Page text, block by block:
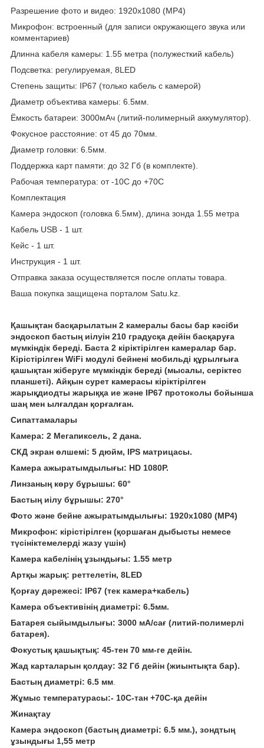
Разрешение фото и видео: 1920х1080 (МР4)
Микрофон: встроенный (для записи окружающего звука или
комментариев)
Длинна кабеля камеры: 1.55 метра (полужесткий кабель)
Подсветка: регулируемая, 8LED
Степень защиты: IP67 (только кабель с камерой)
Диаметр объектива камеры: 6.5мм.
Ёмкость батареи: 3000мАч (литий-полимерный аккумулятор).
Фокусное расстояние: от 45 до 70мм.
Диаметр головки: 6.5мм.
Поддержка карт памяти: до 32 Гб (в комплекте).
Рабочая температура: от -10C до +70С
Комплектация
Камера эндоскоп (головка 6.5мм), длина зонда 1.55 метра
Кабель USB - 1 шт.
Кейс - 1 шт.
Инструкция - 1 шт.
Отправка заказа осуществляется после оплаты товара.
Ваша покупка защищена порталом Satu.kz.
Қашықтан басқарылатын 2 камералы басы бар кәсіби
эндоскоп бастың иілуін 210 градусқа дейін басқаруға
мүмкіндік береді. Баста 2 кіріктірілген камералар бар.
Кірістірілген WiFi модулі бейнені мобильді құрылғыға
қашықтан жіберуге мүмкіндік береді (мысалы, серіктес
планшеті). Айқын сурет камерасы кіріктірілген
жарықдиодты жарыққа ие және IP67 протоколы бойынша
шаң мен ылғалдан қорғалған.
Сипаттамалары
Камера: 2 Мегапиксель, 2 дана.
СКД экран өлшемі: 5 дюйм, IPS матрицасы.
Камера ажыратымдылығы: HD 1080P.
Линзаның көру бұрышы: 60°
Бастың иілу бұрышы: 270°
Фото және бейне ажыратымдылығы: 1920x1080 (MР4)
Микрофон: кірістірілген (қоршаған дыбысты немесе
түсініктемелерді жазу үшін)
Камера кабелінің ұзындығы: 1.55 метр
Артқы жарық: реттелетін, 8LED
Қорғау дәрежесі: IP67 (тек камера+кабель)
Камера объективінің диаметрі: 6.5мм.
Батарея сыйымдылығы: 3000 мА/сағ (литий-полимерлі
батарея).
Фокустық қашықтық: 45-тен 70 мм-ге дейін.
Жад карталарын қолдау: 32 Гб дейін (жиынтықта бар).
Бастың диаметрі: 6.5 мм
Жұмыс температурасы:- 10С-тан +70С-қа дейін
Жинақтау
Камера эндоскоп (бастың диаметрі: 6.5 мм.), зондтың
ұзындығы 1,55 метр